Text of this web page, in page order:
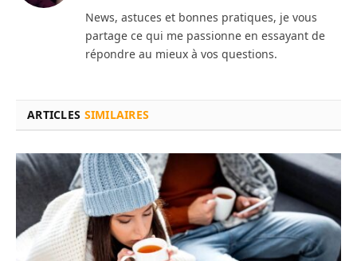
News, astuces et bonnes pratiques, je vous
partage ce qui me passionne en essayant de
répondre au mieux à vos questions.
ARTICLES SIMILAIRES